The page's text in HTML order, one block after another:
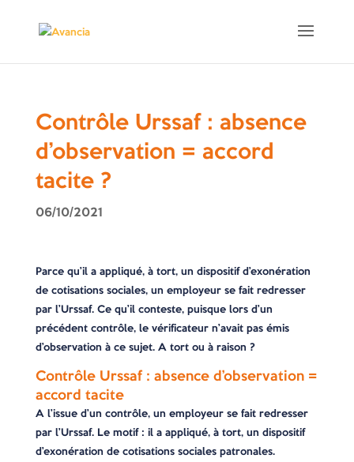
Contrôle Urssaf : absence
d’observation = accord
tacite ?
06/10/2021
Parce qu’il a appliqué, à tort, un dispositif d’exonération
de cotisations sociales, un employeur se fait redresser
par l’Urssaf. Ce qu’il conteste, puisque lors d’un
précédent contrôle, le vérificateur n’avait pas émis
d’observation à ce sujet. A tort ou à raison ?
Contrôle Urssaf : absence d’observation =
accord tacite
A l’issue d’un contrôle, un employeur se fait redresser
par l’Urssaf. Le motif : il a appliqué, à tort, un dispositif
d’exonération de cotisations sociales patronales.